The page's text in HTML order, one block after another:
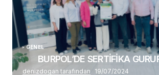
GENEL
BURPOL’DE SERTİFİKA
denizdogan tarafından 19/07/2024